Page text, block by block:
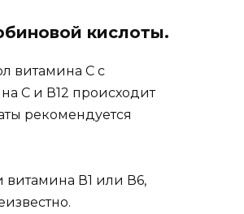
кислоты.
витамина С с
С и В12 происходит
рекомендуется
В1 или В6,